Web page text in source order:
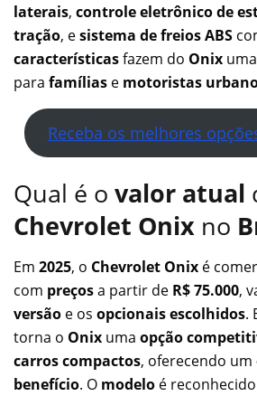
laterais, controle eletrônico de
tração, esistema de freios ABS
característicasfazem do Onix uma
para famílias e motoristas
Receba os melhores
Qual é o valor atual
Chevrolet Onix no
Em 2025, o Chevrolet Onix é
com preçosa partir de R$ 75.000,
versão e os opcionais escolhidos.
torna o Onix uma opção
carros compactos, oferecendo um
benefício. O modelo é